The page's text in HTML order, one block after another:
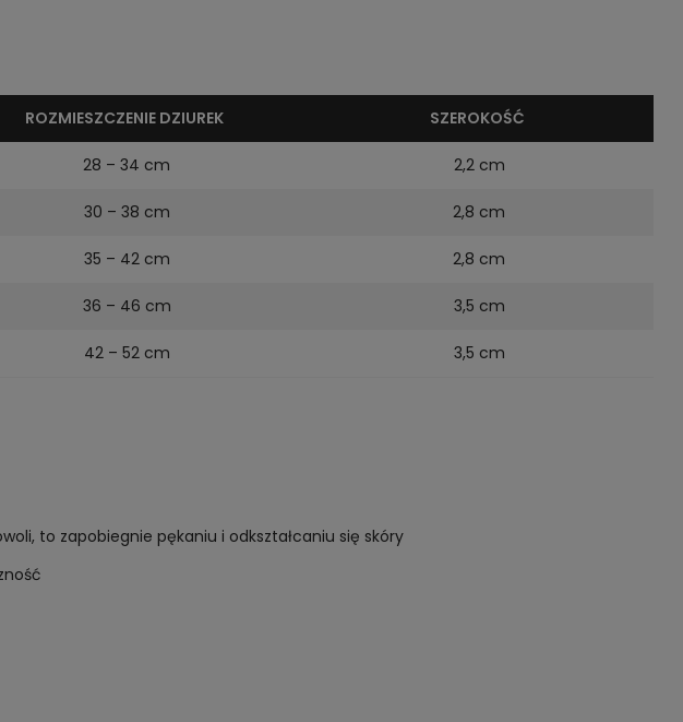
ROZMIESZCZENIE DZIUREK SZEROKOŚĆ
28 – 34 cm 2,2 cm
30 – 38 cm 2,8 cm
35 – 42 cm 2,8 cm
36 – 46 cm 3,5 cm
42 – 52 cm 3,5 cm
to zapobiegnie pękaniu i odkształcaniu się skóry